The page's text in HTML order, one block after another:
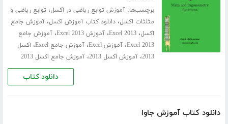
برچسب‌ها:آموزش توابع ریاضی در اکسل، توابع ریاضی و
مثلثات اکسل،دانلود کتاب آموزش اکسل،آموزش جامع
اکسل،Excel 2013،آموزش Excel 2013 ،آموزش جامع
Excel 2013،آموزش Excel ،آموزش جامع Excel ، اکسل
2013،آموزش اکسل 2013 ،آموزش جامع اکسل 2013
دانلود کتاب
دانلود کتاب آموزش جاوا